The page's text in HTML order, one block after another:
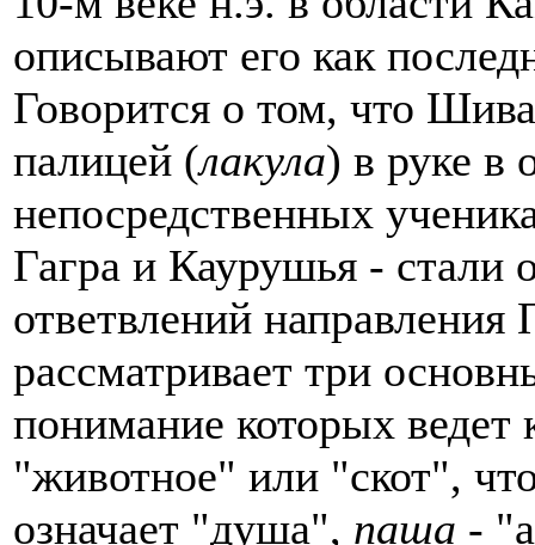
описывают его как
Говорится о том, что
палицей (лакула) в руке в
непосредственных
Гагра и Каурушья - стали
ответвлений
рассматривает три
понимание которых
"животное" или "скот",
означает "душа", паша -